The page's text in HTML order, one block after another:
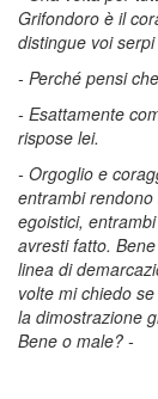
Grifondoro è il
distingue voi
- Perché pensi
- Esattamente
rispose lei.
- Orgoglio e
entrambi
egoistici,
avresti fatto.
linea di
volte mi chiedo
la dimostrazione
Bene o male? -